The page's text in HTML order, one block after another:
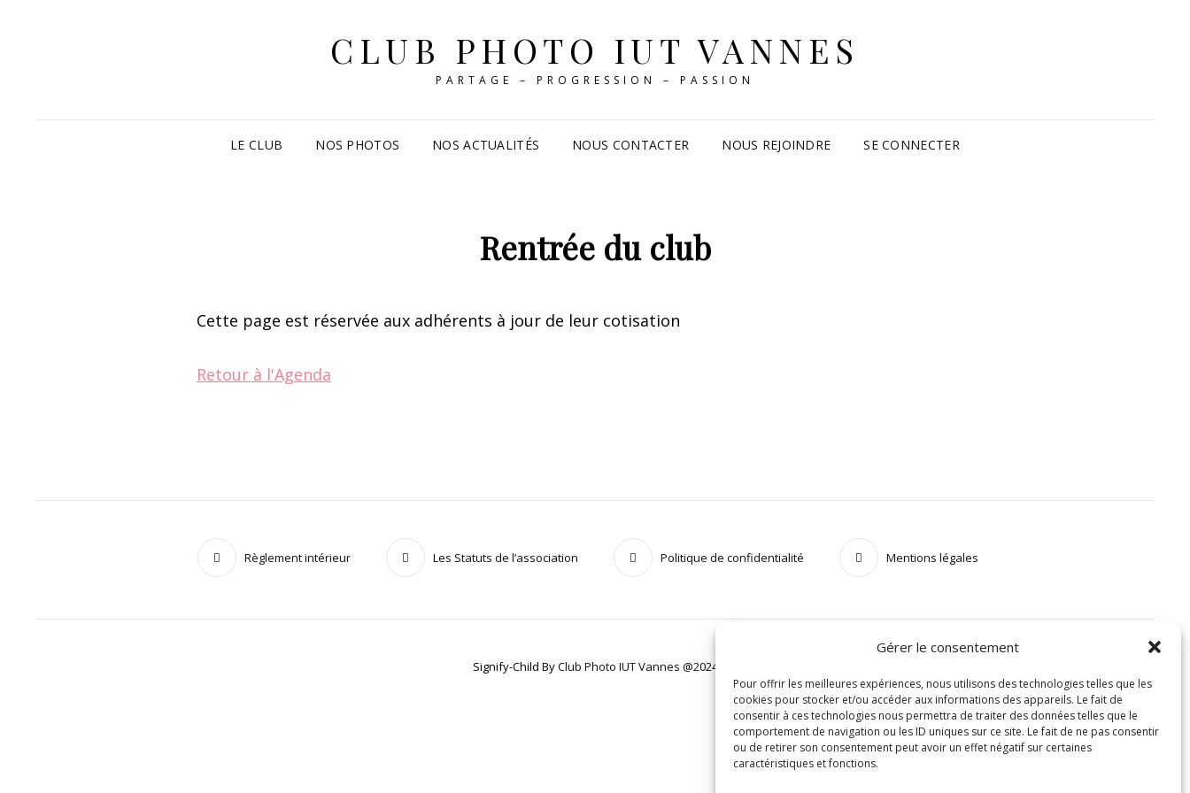
Gérer le consentement
Pour offrir les meilleures expériences, nous utilisons des technologies telles que les
cookies pour stocker et/ou accéder aux informations des appareils. Le fait de
consentir à ces technologies nous permettra de traiter des données telles que le
comportement de navigation ou les ID uniques sur ce site. Le fait de ne pas consentir
ou de retirer son consentement peut avoir un effet négatif sur certaines
caractéristiques et fonctions.
CLUB PHOTO IUT VANNES
PARTAGE – PROGRESSION – PASSION
LE CLUB NOS PHOTOS NOS ACTUALITÉS NOUS CONTACTER NOUS REJOINDRE SE CONNECTER
Rentrée du club
Cette page est réservée aux adhérents à jour de leur cotisation
Retour à l'Agenda
Règlement intérieur Les Statuts de l’association Politique de confidentialité Mentions légales
Signify-Child ByClub Photo IUT Vannes @2024